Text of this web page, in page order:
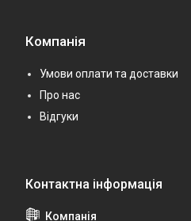
Компанія
Умови оплати та доставки
Про нас
Відгуки